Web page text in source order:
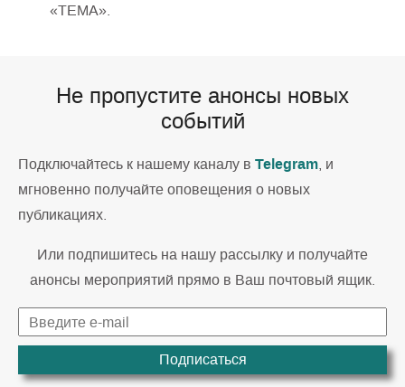
«ТЕМА».
Не пропустите анонсы новых
событий
Подключайтесь к нашему каналу в Telegram, и
мгновенно получайте оповещения о новых
публикациях.
Или подпишитесь на нашу рассылку и получайте
анонсы мероприятий прямо в Ваш почтовый ящик.
Подписаться